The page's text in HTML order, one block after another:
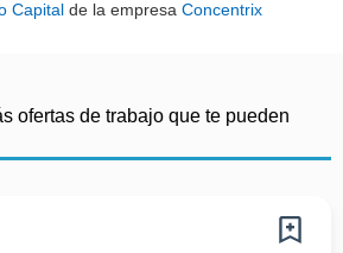
Capital de la empresa Concentrix
ofertas de trabajo que te pueden